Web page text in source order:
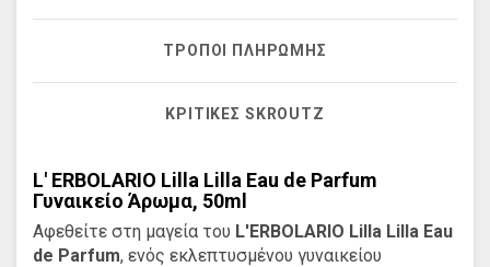
ΤΡΌΠΟΙ ΠΛΗΡΩΜΉΣ
ΚΡΙΤΙΚΈΣ SKROUTZ
L' ERBOLARIO Lilla Lilla Eau de Parfum
Γυναικείο Άρωμα, 50ml
Αφεθείτε στη μαγεία του L'ERBOLARIO Lilla Lilla Eau
de Parfum, ενός εκλεπτυσμένου γυναικείου